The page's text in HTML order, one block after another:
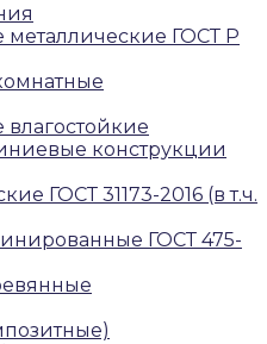
ГОСТ Р
конструкции
ГОСТ 31173-2016 (в т.ч.
ГОСТ 475-